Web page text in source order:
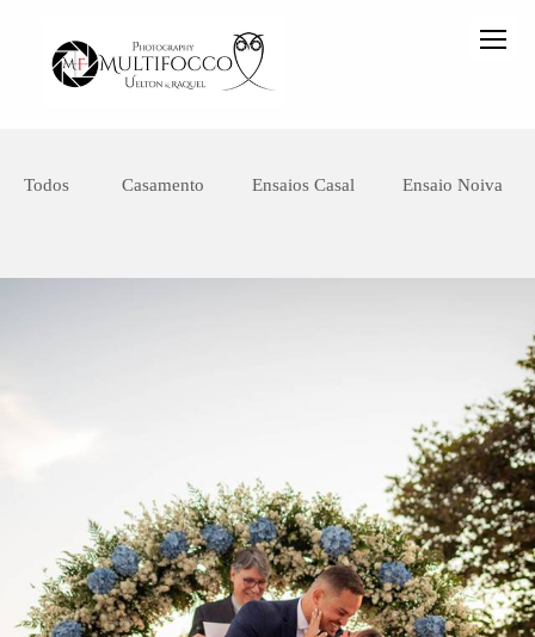
Todos Casamento Ensaios Casal Ensaio Noiva